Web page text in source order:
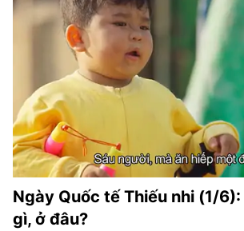
Ngày Quốc tế Thiếu nhi (1/6):
gì, ở đâu?